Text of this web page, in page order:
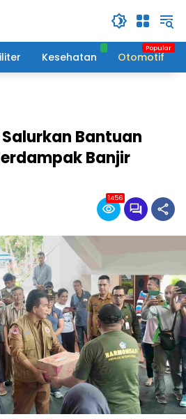
Kesehatan Otomotif
Bantuan
Banjir
1456